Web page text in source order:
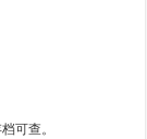
可查。